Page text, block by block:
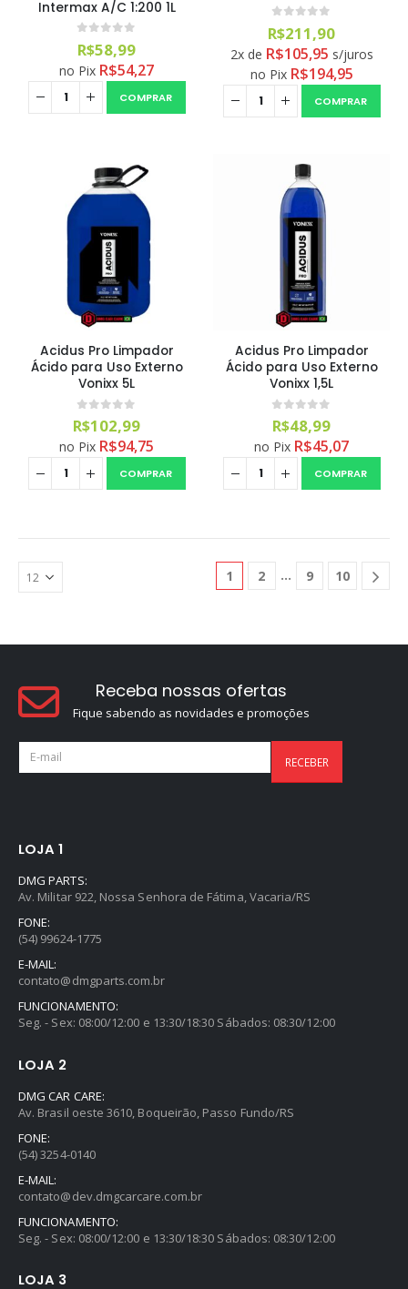
Intermax A/C 1:200 1L
R$58,99
no Pix R$54,27
COMPRAR
R$211,90
2x de R$105,95 s/juros
no Pix R$194,95
COMPRAR
Acidus Pro Limpador
Ácido para Uso Externo
Vonixx 5L
0out of 5
R$102,99
no Pix R$94,75
COMPRAR
Acidus Pro Limpador
Ácido para Uso Externo
Vonixx 1,5L
0 out of 5
R$48,99
no Pix R$45,07
COMPRAR
1 2 9 10
Receba nossas ofertas
Fique sabendo as novidades e promoções
LOJA 1
DMG PARTS:
Av. Militar 922, Nossa Senhora de Fátima, Vacaria/RS
FONE:
(54) 99624-1775
E-MAIL:
contato@dmgparts.com.br
FUNCIONAMENTO:
Seg. - Sex: 08:00/12:00 e 13:30/18:30 Sábados: 08:30/12:00
LOJA 2
DMG CAR CARE:
Av. Brasil oeste 3610, Boqueirão, Passo Fundo/RS
FONE:
(54) 3254-0140
E-MAIL:
contato@dev.dmgcarcare.com.br
FUNCIONAMENTO:
Seg. - Sex: 08:00/12:00 e 13:30/18:30 Sábados: 08:30/12:00
LOJA 3